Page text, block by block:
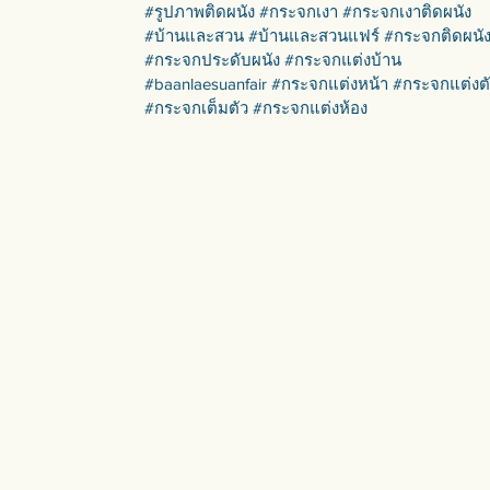
#รูปภาพติดผนัง #กระจกเงา #กระจกเงาติดผนัง
#บ้านและสวน #บ้านและสวนแฟร์ #กระจกติดผนัง
#กระจกประดับผนัง #กระจกแต่งบ้าน
#baanlaesuanfair #กระจกแต่งหน้า #กระจกแต่ง
#กระจกเต็มตัว #กระจกแต่งห้อง